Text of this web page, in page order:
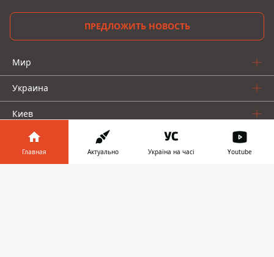
ПРЕДЛОЖИТЬ НОВОСТЬ
Мир
Украина
Киев
Регионы
Деньги
Главная Актуально Україна на часі Youtube